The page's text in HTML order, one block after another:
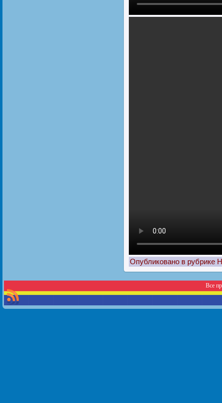
Опубликовано в рубрике
Все